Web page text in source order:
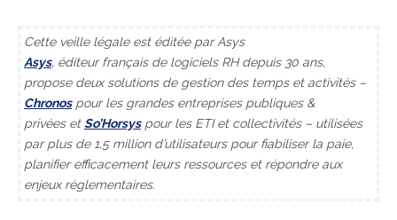
Cette veille légale est éditée par Asys
Asys, éditeur français de logiciels RH depuis 30 ans,
propose deux solutions de gestion des temps et activités –
Chronospour les grandes entreprises publiques &
privées etSo’Horsyspour les ETI et collectivités – utilisées
par plus de 1,5 million d’utilisateurs pour fiabiliser la paie,
planifier efficacement leurs ressources et répondre aux
enjeux réglementaires.